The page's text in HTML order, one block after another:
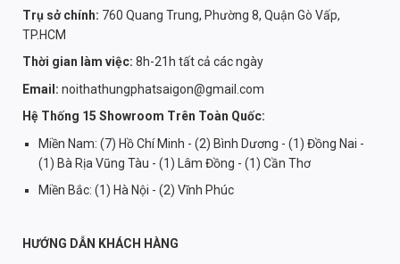
Trụ sở chính: 760 Quang Trung, Phường 8, Quận Gò Vấp,
TP.HCM
Thời gian làm việc: 8h-21h tất cả các ngày
Email: noithathungphatsaigon@gmail.com
Hệ Thống 15 Showroom Trên Toàn Quốc:
Miền Nam: (7) Hồ Chí Minh - (2) Bình Dương - (1) Đồng Nai -
(1) Bà Rịa Vũng Tàu - (1) Lâm Đồng - (1) Cần Thơ
Miền Bắc: (1) Hà Nội - (2) Vĩnh Phúc
HƯỚNG DẪN KHÁCH HÀNG